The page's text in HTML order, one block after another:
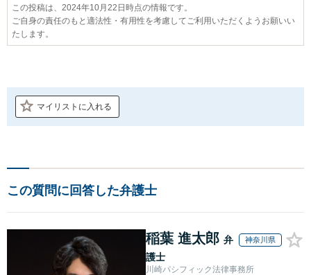
この投稿は、2024年10月22日時点の情報です。
ご自身の責任のもと適法性・有用性を考慮してご利用いただくようお願いい
たします。
マイリストに入れる
この質問に回答した弁護士
稲葉 進太郎 弁
護士
神奈川県
川崎パシフィック法律事務所